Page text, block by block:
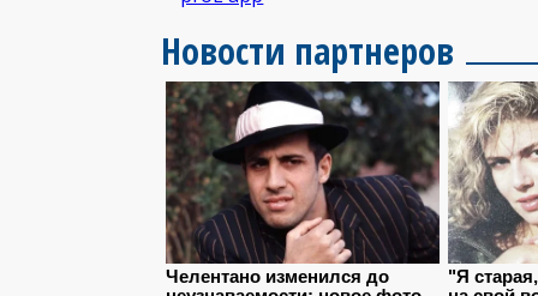
Новости партнеров